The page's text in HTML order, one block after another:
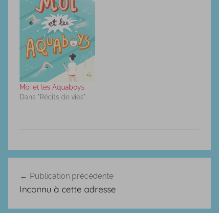
Moi et les Aquaboys
Dans "Récits de vies"
B
.
,
de
Publication précédente
Inconnu à cette adresse